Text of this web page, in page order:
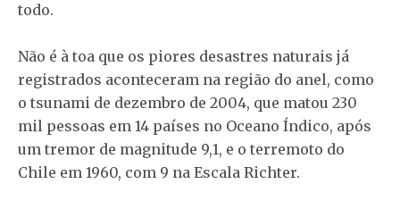
todo.
Não é à toa que os piores desastres naturais já
registrados aconteceram na região do anel, como
o tsunami de dezembro de 2004, que matou 230
mil pessoas em 14 países no Oceano Índico, após
um tremor de magnitude 9,1, e o terremoto do
Chile em 1960, com 9 na Escala Richter.